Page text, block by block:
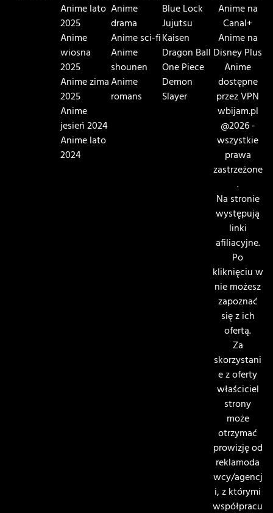
Anime lato
2025
Anime
wiosna
2025
Anime zima
2025
Anime
jesień 2024
Anime lato
2024
Anime
drama
Anime sci-fi
Anime
shounen
Anime
romans
Blue Lock
Jujutsu
Kaisen
Dragon Ball
One Piece
Demon
Slayer
Anime na
Canal+
Anime na
Disney Plus
Anime
dostępne
przez VPN
wbijam.pl
@2026 -
wszystkie
prawa
zastrzeżone
.
Na stronie
występują
linki
afiliacyjne.
Po
kliknięciu w
nie możesz
zapoznać
się z ich
ofertą.
Za
skorzystani
e z oferty
właściciel
strony
może
otrzymać
prowizję od
reklamoda
wcy/agencj
i, z którymi
współpracu